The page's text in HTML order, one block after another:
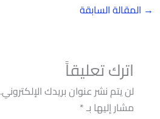
→ المقالة السابقة
اترك تعليقاً
لن يتم نشر عنوان بريدك الإلكتروني.
مشار إليها بـ*